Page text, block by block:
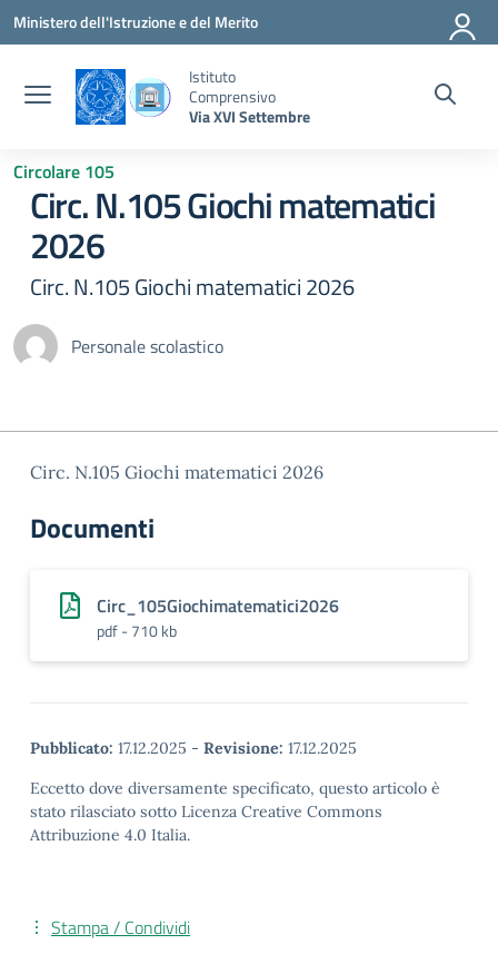
Vai ai contenuti
Vai al menu di navigazione
Vai al footer
Ministero dell'Istruzione e del Merito
Istituto
Comprensivo
Via XVI Settembre
Circolare 105
Circ. N.105 Giochi matematici
2026
Circ. N.105 Giochi matematici 2026
Personale scolastico
Circ. N.105 Giochi matematici 2026
Documenti
Circ_105Giochimatematici2026
pdf - 710 kb
Pubblicato: 17.12.2025 - Revisione: 17.12.2025
Eccetto dove diversamente specificato, questo articolo è
stato rilasciato sotto Licenza Creative Commons
Attribuzione 4.0 Italia.
Stampa / Condividi